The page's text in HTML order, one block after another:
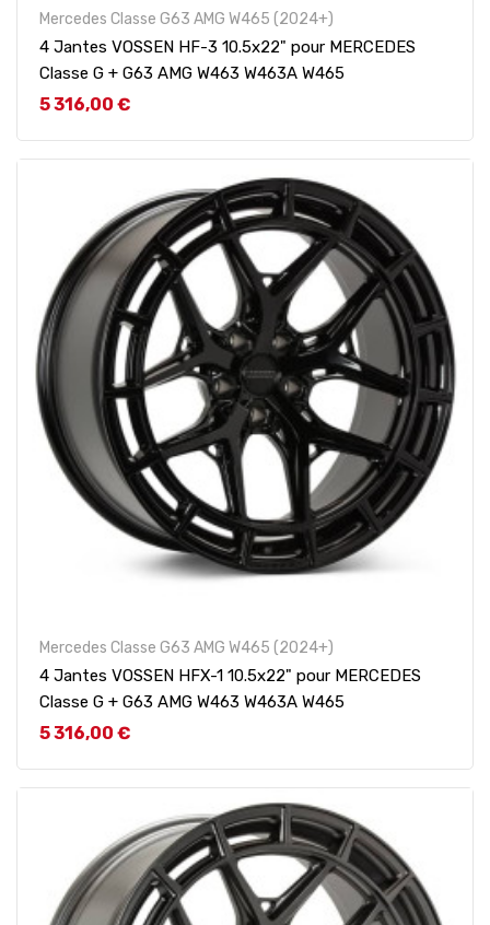
Mercedes Classe G63 AMG W465 (2024+)
4 Jantes VOSSEN HF-3 10.5x22" pour MERCEDES
Classe G + G63 AMG W463 W463A W465
Prix
5 316,00 €
Mercedes Classe G63 AMG W465 (2024+)
4 Jantes VOSSEN HFX-1 10.5x22" pour MERCEDES
Classe G + G63 AMG W463 W463A W465
Prix
5 316,00 €